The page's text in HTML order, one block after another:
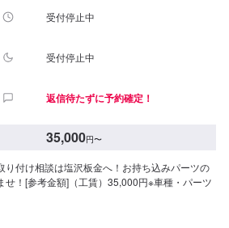
受付停止中
受付停止中
返信待たずに予約確定！
35,000円〜
り付け相談は塩沢板金へ！お持ち込みパーツの
せ！[参考金額]（工賃）35,000円※車種・パーツ